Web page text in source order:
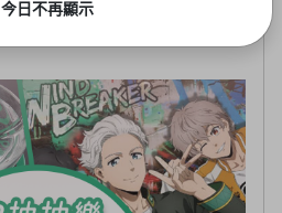
今日不再顯示